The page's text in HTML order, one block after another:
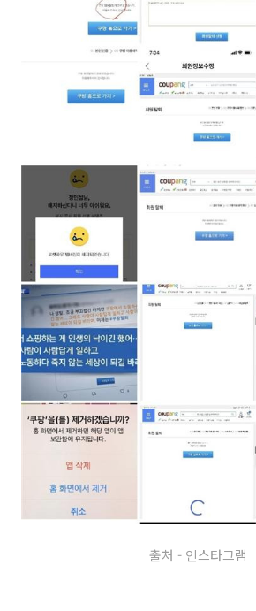
출처 - 인스타그램